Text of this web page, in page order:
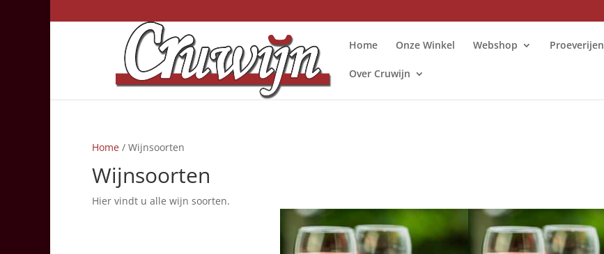
Home Onze Winkel Webshop Proeverijen
Over Cruwijn
Home / Wijnsoorten
Wijnsoorten
Hier vindt u alle wijn soorten.